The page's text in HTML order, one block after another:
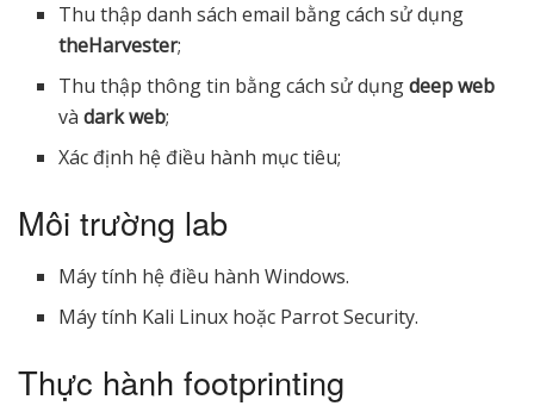
Thu thập danh sách email bằng cách sử dụng
theHarvester;
Thu thập thông tin bằng cách sử dụngdeep web
vàdark web;
Xác định hệ điều hành mục tiêu;
Môi trường lab
Máy tính hệ điều hành Windows.
Máy tính Kali Linux hoặc Parrot Security.
Thực hành footprinting